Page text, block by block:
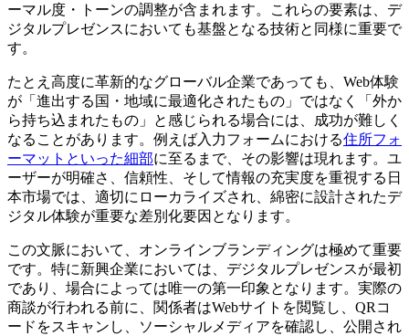
ーマル度・トーンの調整が含まれます。これらの要素は、デ
ジタルプレゼンスにおいても基盤となる技術と同様に重要で
す。
たとえ高度に革新的なグローバル企業であっても、Web体験
が「進出する国・地域に最適化されたもの」ではなく「外か
ら持ち込まれたもの」と感じられる場合には、成功が難しく
なることがあります。例えば入力フォームにおける住所フォ
ーマットといった細部に至るまで、その影響は現れます。ユ
ーザーが明確さ、信頼性、そして情報の充実度を重視する日
本市場では、適切にローカライズされ、綿密に設計されたデ
ジタル体験が重要な差別化要因となります。
この文脈において、オンラインブランディングは極めて重要
です。特に新興企業においては、デジタルプレゼンスが最初
であり、場合によっては唯一の第一印象となります。実際の
商談が行われる前に、関係者はWebサイトを閲覧し、QRコ
ードをスキャンし、ソーシャルメディアを確認し、公開され